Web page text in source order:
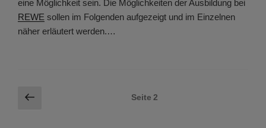
eine Möglichkeit sein. Die Möglichkeiten der Ausbildung bei
REWE sollen im Folgenden aufgezeigt und im Einzelnen
näher erläutert werden.…
Seitennummerierung
Vorherige
Seite2